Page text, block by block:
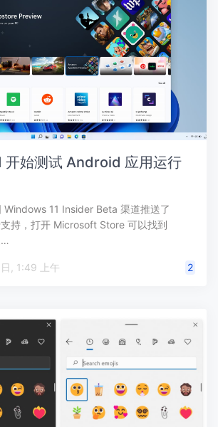
开始测试 Android 应用运行
Windows 11 Insider Beta 渠道推送了
持，打开 Microsoft Store 可以找到
…
2021 年 10 月 21 日, 1:49 上午 2